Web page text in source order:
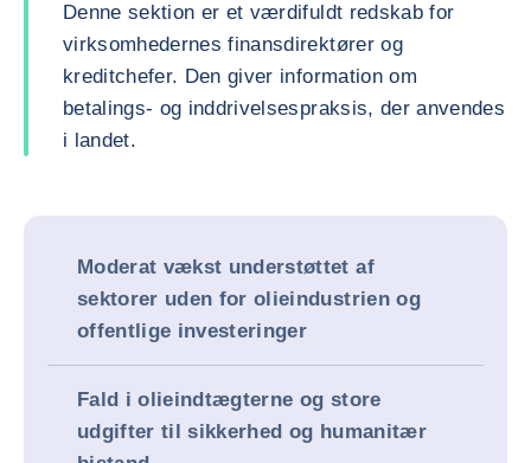
Denne sektion er et værdifuldt redskab for
virksomhedernes finansdirektører og
kreditchefer. Den giver information om
betalings- og inddrivelsespraksis, der anvendes
i landet.
Moderat vækst understøttet af
sektorer uden for olieindustrien og
offentlige investeringer
Fald i olieindtægterne og store
udgifter til sikkerhed og humanitær